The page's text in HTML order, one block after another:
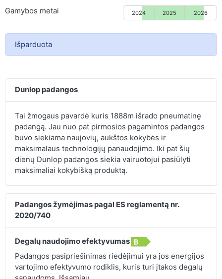
Gamybos metai 2024 2025 2026
Išparduota
Dunlop padangos
Tai žmogaus pavardė kuris 1888m išrado pneumatinę
padangą. Jau nuo pat pirmosios pagamintos padangos
buvo siekiama naujovių, aukštos kokybės ir
maksimalaus technologijų panaudojimo. Iki pat šių
dienų Dunlop padangos siekia vairuotojui pasiūlyti
maksimaliai kokybišką produktą.
Padangos žymėjimas pagal ES reglamentą nr.
2020/740
Degalų naudojimo efektyvumas
Padangos pasipriešinimas riedėjimui yra jos energijos
vartojimo efektyvumo rodiklis, kuris turi įtakos degalų